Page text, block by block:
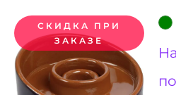
СКИДКА ПРИ
ЗАКАЗЕ